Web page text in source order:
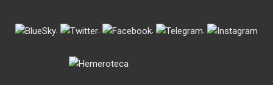
. . . .